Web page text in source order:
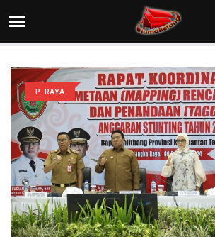
P. RAYA